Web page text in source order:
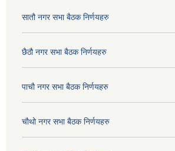
सातौ नगर सभा बैठक निर्णयहरु
छैठौ नगर सभा बैठक निर्णयहरु
पाचौ नगर सभा बैठक निर्णयहरु
चौथो नगर सभा बैठक निर्णयहरु